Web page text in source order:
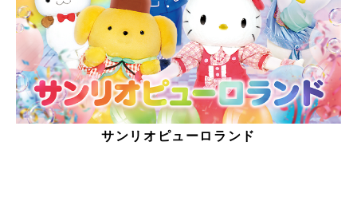
サンリオピューロランド